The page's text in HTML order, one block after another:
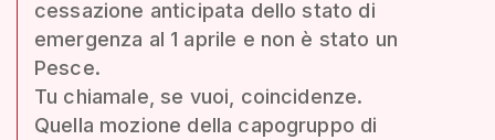
cessazione anticipata dello stato di
emergenza al 1 aprile e non è stato un
Pesce.
Tu chiamale, se vuoi, coincidenze.
Quella mozione della capogruppo di